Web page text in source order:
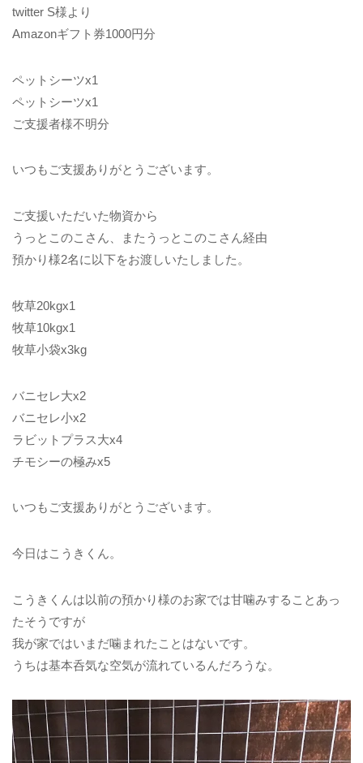
twitter S様より
Amazonギフト券1000円分
ペットシーツx1
ペットシーツx1
ご支援者様不明分
いつもご支援ありがとうございます。
ご支援いただいた物資から
うっとこのこさん、またうっとこのこさん経由
預かり様2名に以下をお渡しいたしました。
牧草20kgx1
牧草10kgx1
牧草小袋x3kg
バニセレ大x2
バニセレ小x2
ラビットプラス大x4
チモシーの極みx5
いつもご支援ありがとうございます。
今日はこうきくん。
こうきくんは以前の預かり様のお家では甘噛みすることあっ
たそうですが
我が家ではいまだ噛まれたことはないです。
うちは基本呑気な空気が流れているんだろうな。